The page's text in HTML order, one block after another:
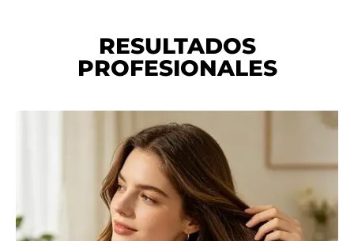
RESULTADOS
PROFESIONALES